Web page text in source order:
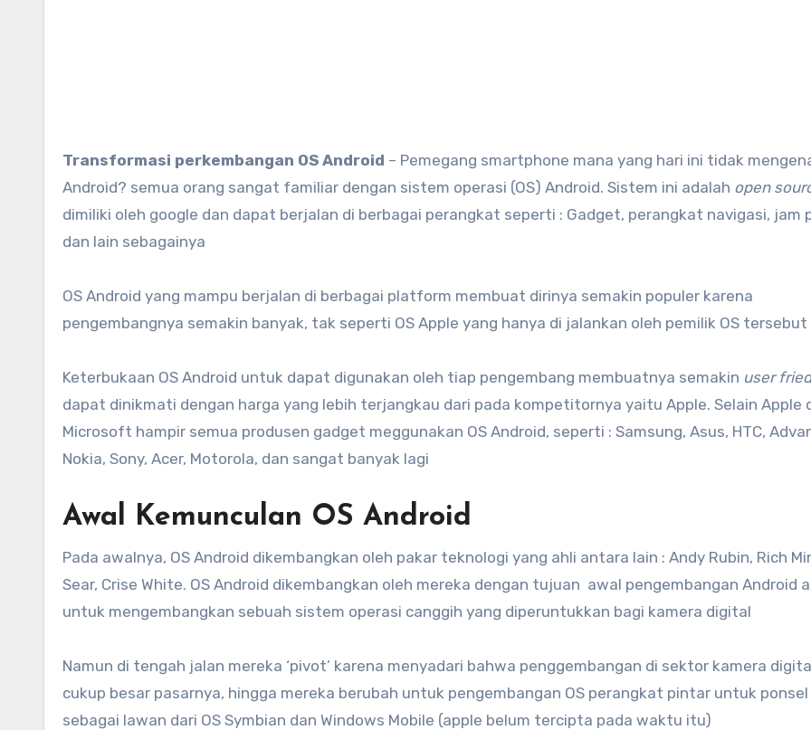
Transformasi perkembangan OS Android – Pemegang smartphone mana yang hari ini tidak
Android? semua orang sangat familiar dengan sistem operasi (OS) Android. Sistem ini adalah open
dimiliki oleh google dan dapat berjalan di berbagai perangkat seperti : Gadget, perangkat navigasi, jam
dan lain sebagainya
OS Android yang mampu berjalan di berbagai platform membuat dirinya semakin populer karena
pengembangnya semakin banyak, tak seperti OS Apple yang hanya di jalankan oleh pemilik OS tersebut
Keterbukaan OS Android untuk dapat digunakan oleh tiap pengembang membuatnya semakin user
dapat dinikmati dengan harga yang lebih terjangkau dari pada kompetitornya yaitu Apple. Selain Apple
Microsoft hampir semua produsen gadget meggunakan OS Android, seperti : Samsung, Asus, HTC,
Nokia, Sony, Acer, Motorola, dan sangat banyak lagi
Awal Kemunculan OS Android
Pada awalnya, OS Android dikembangkan oleh pakar teknologi yang ahli antara lain : Andy Rubin, Rich
Sear, Crise White. OS Android dikembangkan oleh mereka dengan tujuan awal pengembangan Android
untuk mengembangkan sebuah sistem operasi canggih yang diperuntukkan bagi kamera digital
Namun di tengah jalan mereka ‘pivot’ karena menyadari bahwa penggembangan di sektor kamera
cukup besar pasarnya, hingga mereka berubah untuk pengembangan OS perangkat pintar untuk ponsel
sebagai lawan dari OS Symbian dan Windows Mobile (apple belum tercipta pada waktu itu)